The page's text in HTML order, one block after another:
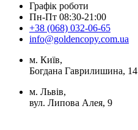
Графік роботи
Пн-Пт 08:30-21:00
+38 (068) 032-06-65
info@goldencopy.com.ua
м. Київ,
Богдана Гаврилишина, 14
м. Львів,
вул. Липова Алея, 9